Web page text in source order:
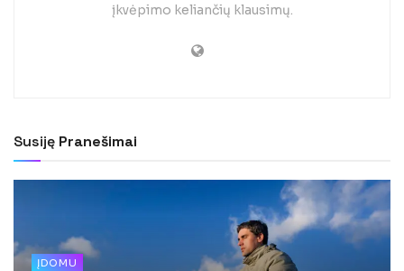
įkvėpimo keliančių klausimų.
Susiję Pranešimai
ĮDOMU